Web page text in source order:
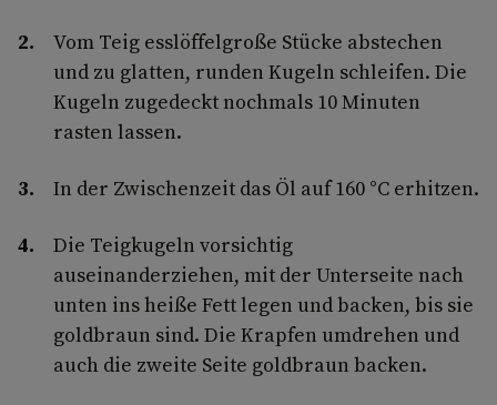
Vom Teig esslöffelgroße Stücke abstechen
und zu glatten, runden Kugeln schleifen. Die
Kugeln zugedeckt nochmals 10 Minuten
rasten lassen.
In der Zwischenzeit das Öl auf 160 °C erhitzen.
Die Teigkugeln vorsichtig
auseinanderziehen, mit der Unterseite nach
unten ins heiße Fett legen und backen, bis sie
goldbraun sind. Die Krapfen umdrehen und
auch die zweite Seite goldbraun backen.